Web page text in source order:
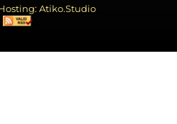
Atiko.Studio